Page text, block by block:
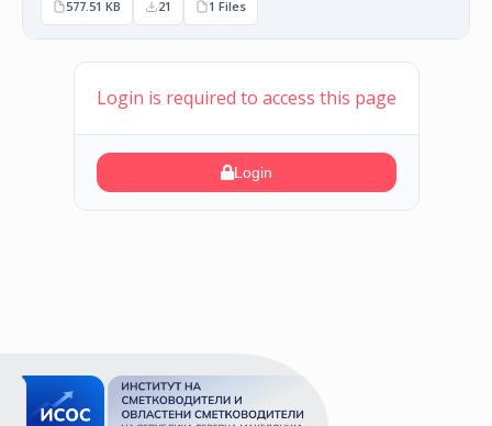
577.51 KB 21 1 Files
Login is required to access this page
Login